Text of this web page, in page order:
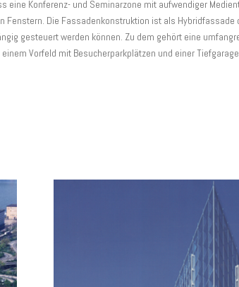
Konferenz- und Seminarzone mit aufwendiger
Die Fassadenkonstruktion ist als
gesteuert werden können. Zu dem gehört eine
Vorfeld mit Besucherparkplätzen und einer